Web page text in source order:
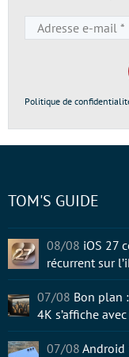
Politique de
TOM'S GUIDE
08/08 iOS 27
récurrent sur
07/08 Bon plan
4K s’affiche
07/08 Android